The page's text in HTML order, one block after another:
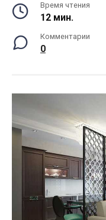
Время чтения
12 мин.
Комментарии
0